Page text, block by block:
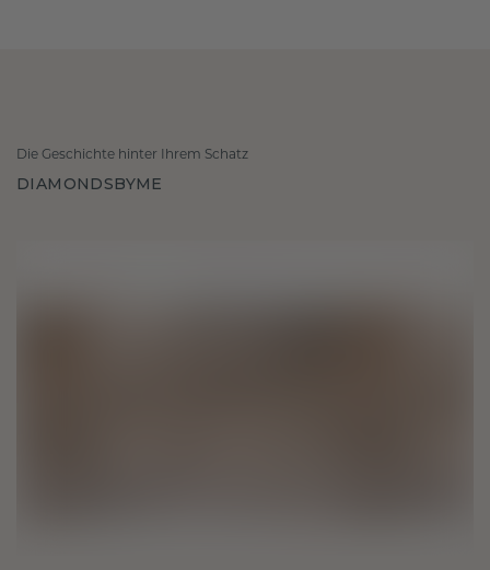
Die Geschichte hinter Ihrem Schatz
DIAMONDSBYME